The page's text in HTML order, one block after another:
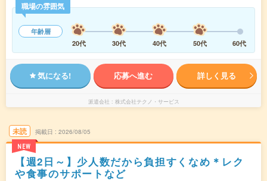
職場の雰囲気
年齢層
20代
30代 40代 50代 60代
気になる! 応募へ進む 詳しく見る
派遣会社 株式会社テクノ・サービス
未読
NEW
掲載日 2026/08/05
【週2日～】少人数だから負担すくなめ＊レク
や食事のサポートなど